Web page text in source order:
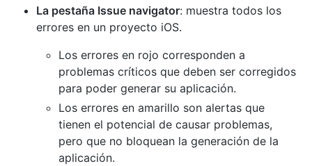
La pestaña Issue navigator: muestra todos los
errores en un proyecto iOS.
Los errores en rojo corresponden a
problemas críticos que deben ser corregidos
para poder generar su aplicación.
Los errores en amarillo son alertas que
tienen el potencial de causar problemas,
pero que no bloquean la generación de la
aplicación.